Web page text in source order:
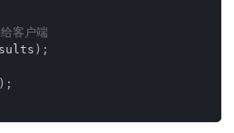
客户端
) ;
) ;